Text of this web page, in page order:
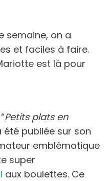
semaine, on a
et faciles à faire.
est là pour
Petits plats en
été publiée sur son
emblématique
super
aux boulettes. Ce